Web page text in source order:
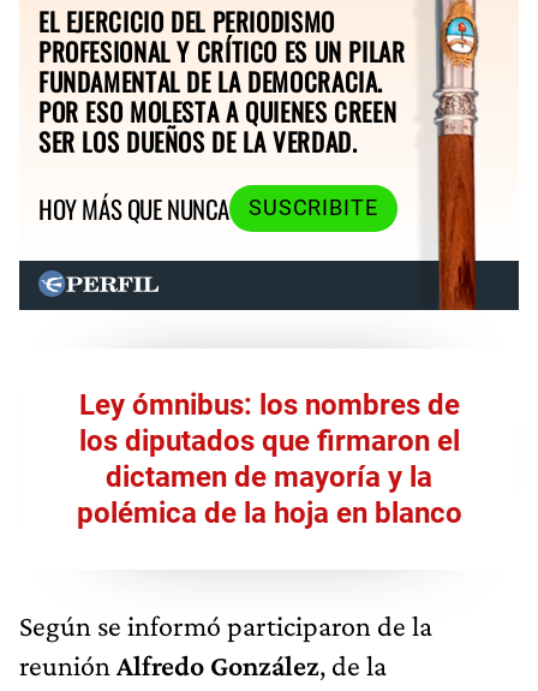
EL EJERCICIO DEL PERIODISMO
PROFESIONAL Y CRÍTICO ES UN PILAR
FUNDAMENTAL DE LA DEMOCRACIA.
POR ESO MOLESTA A QUIENES CREEN
SER LOS DUEÑOS DE LA VERDAD.
HOY MÁS QUE NUNCA
SUSCRIBITE
Ley ómnibus: los nombres de
los diputados que firmaron el
dictamen de mayoría y la
polémica de la hoja en blanco
Según se informó participaron de la
reunión Alfredo González, de la